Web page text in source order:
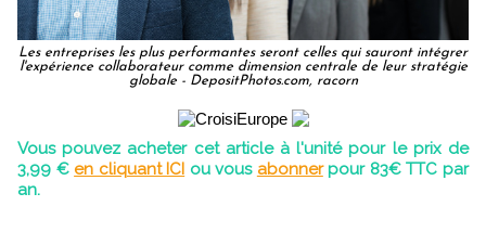
Les entreprises les plus performantes seront celles qui sauront intégrer
l'expérience collaborateur comme dimension centrale de leur stratégie
globale - DepositPhotos.com, racorn
Vous pouvez acheter cet article à l'unité pour le prix de
3,99 € en cliquant ICI ou vous abonner pour 83€ TTC par
an.